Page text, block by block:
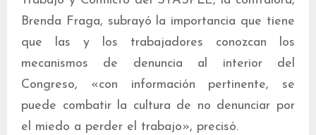
Brenda Fraga, subrayó la importancia que tiene
que las y los trabajadores conozcan los
mecanismos de denuncia al interior del
Congreso, «con información pertinente, se
puede combatir la cultura de no denunciar por
el miedo a perder el trabajo», precisó.